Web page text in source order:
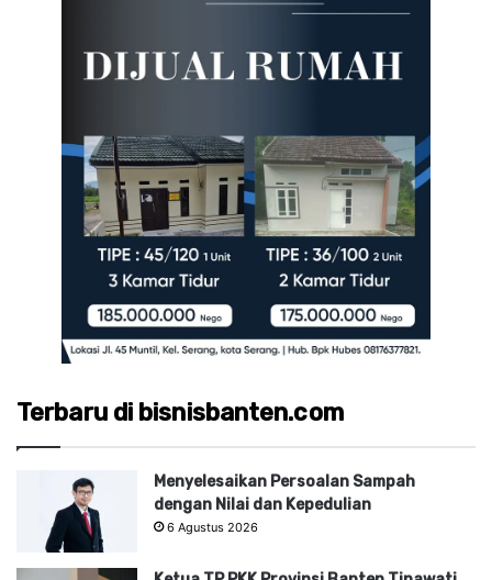
Terbaru di bisnisbanten.com
Menyelesaikan Persoalan Sampah
dengan Nilai dan Kepedulian
6 Agustus 2026